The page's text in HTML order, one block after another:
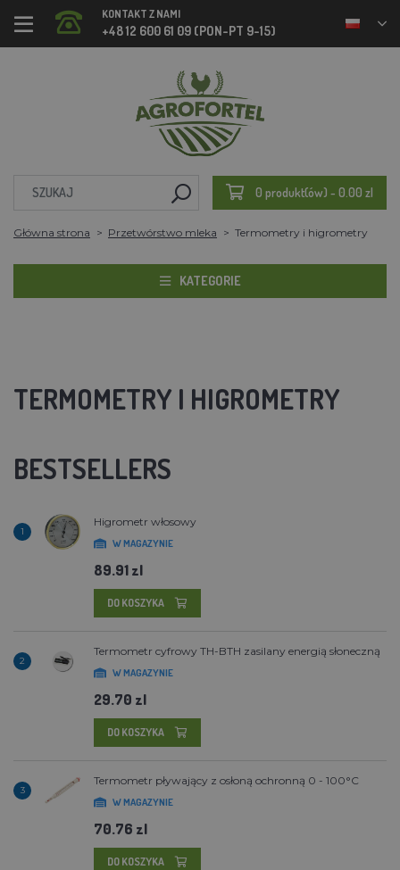
KONTAKT Z NAMI
+48 12 600 61 09 (PON-PT 9-15)
0 produkt(ów) - 0.00 zl
Główna strona Przetwórstwo mleka Termometry i higrometry
KATEGORIE
TERMOMETRY I HIGROMETRY
BESTSELLERS
1
Higrometr włosowy
W MAGAZYNIE
89.91 zl
DO KOSZYKA
2
Termometr cyfrowy TH-BTH zasilany energią słoneczną
W MAGAZYNIE
29.70 zl
DO KOSZYKA
3
Termometr pływający z osłoną ochronną 0 - 100°C
W MAGAZYNIE
70.76 zl
DO KOSZYKA